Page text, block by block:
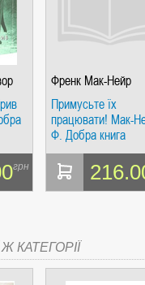
СЦЕНАРІЯХ).
грн
Френк Мак-Нейр
Примусьте їх
працювати! Мак-
Ф. Добра книга
КАТЕГОРІЇ